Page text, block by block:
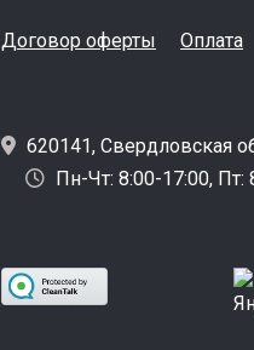
Договор оферты Оплата
620141, Свердловская
Пн-Чт: 8:00-17:00, Пт: